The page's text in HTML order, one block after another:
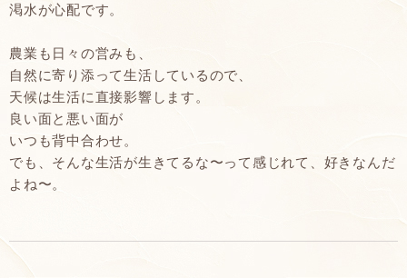
渇水が心配です。
農業も日々の営みも、
自然に寄り添って生活しているので、
天候は生活に直接影響します。
良い面と悪い面が
いつも背中合わせ。
でも、そんな生活が生きてるな〜って感じれて、好きなんだ
よね〜。